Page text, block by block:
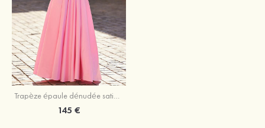
Trapèze épaule dénudée satin ras du sol robe de bal
145 €